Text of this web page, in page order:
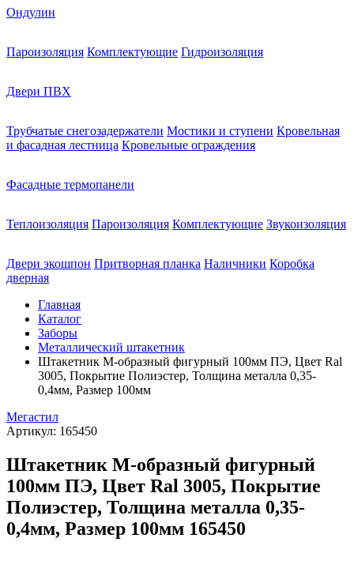
Ондулин
Пароизоляция Комплектующие Гидроизоляция
Двери ПВХ
Трубчатые снегозадержатели Мостики и ступени Кровельная
и фасадная лестница Кровельные ограждения
Фасадные термопанели
Теплоизоляция Пароизоляция Комплектующие Звукоизоляция
Двери экошпон Притворная планка Наличники Коробка
дверная
Главная
Каталог
Заборы
Металлический штакетник
Штакетник М-образный фигурный 100мм ПЭ, Цвет Ral
3005, Покрытие Полиэстер, Толщина металла 0,35-
0,4мм, Размер 100мм
Мегастил
Артикул: 165450
Штакетник М-образный фигурный
100мм ПЭ, Цвет Ral 3005, Покрытие
Полиэстер, Толщина металла 0,35-
0,4мм, Размер 100мм 165450